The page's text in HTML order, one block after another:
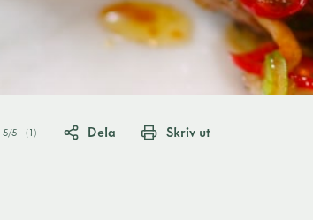
5/5 (1 ) Dela Skriv ut